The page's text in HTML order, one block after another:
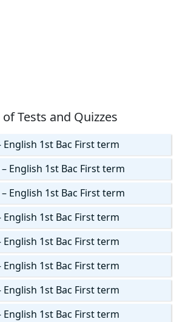
Tests and Quizzes
English 1st Bac First term
English 1st Bac First term
English 1st Bac First term
English 1st Bac First term
English 1st Bac First term
English 1st Bac First term
English 1st Bac First term
English 1st Bac First term